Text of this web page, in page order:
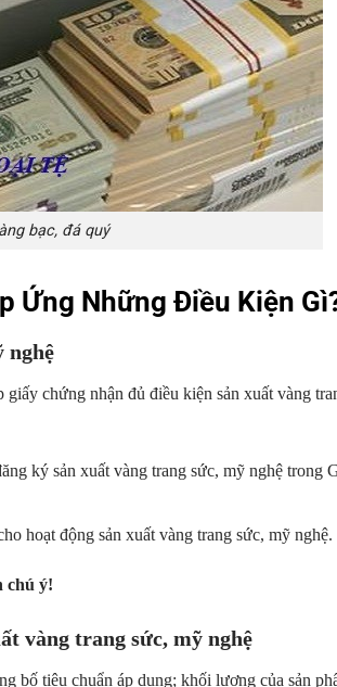
bạc, đá quý
Ứng Những Điều Kiện
nghệ
chứng nhận đủ điều kiện sản xuất vàng
ký sản xuất vàng trang sức, mỹ nghệ trong
hoạt động sản xuất vàng trang sức, mỹ nghệ.
chú ý!
vàng trang sức, mỹ nghệ
bố tiêu chuẩn áp dụng; khối lượng của sản